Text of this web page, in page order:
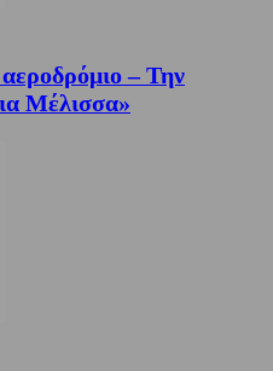
– Την
Μέλισσα»